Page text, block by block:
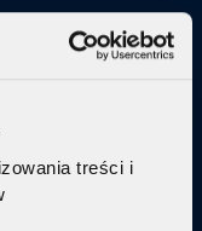
treści i